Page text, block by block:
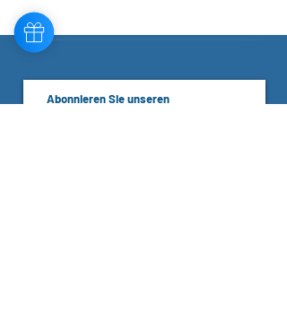
Abonnieren Sie unseren